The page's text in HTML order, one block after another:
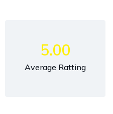
5.00
Average Ratting